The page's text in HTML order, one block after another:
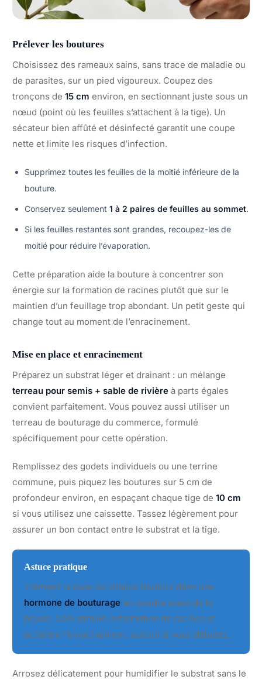
Prélever les boutures
Choisissez des rameaux sains, sans trace de maladie ou
de parasites, sur un pied vigoureux. Coupez des
tronçons de 15 cm environ, en sectionnant juste sous un
nœud (point où les feuilles s’attachent à la tige). Un
sécateur bien affûté et désinfecté garantit une coupe
nette et limite les risques d’infection.
Supprimez toutes les feuilles de la moitié inférieure de la
bouture.
Conservez seulement 1 à 2 paires de feuilles au sommet.
Si les feuilles restantes sont grandes, recoupez-les de
moitié pour réduire l’évaporation.
Cette préparation aide la bouture à concentrer son
énergie sur la formation de racines plutôt que sur le
maintien d’un feuillage trop abondant. Un petit geste qui
change tout au moment de l’enracinement.
Mise en place et enracinement
Préparez un substrat léger et drainant : un mélange
terreau pour semis + sable de rivière à parts égales
convient parfaitement. Vous pouvez aussi utiliser un
terreau de bouturage du commerce, formulé
spécifiquement pour cette opération.
Remplissez des godets individuels ou une terrine
commune, puis piquez les boutures sur 5 cm de
profondeur environ, en espaçant chaque tige de 10 cm
si vous utilisez une caissette. Tassez légèrement pour
assurer un bon contact entre le substrat et la tige.
Astuce pratique
Trempez la base de chaque bouture dans une
hormone de bouturage en poudre avant de la
piquer. Cela stimule la formation de racines et
accélère l’enracinement, surtout si vous débutez.
Arrosez délicatement pour humidifier le substrat sans le